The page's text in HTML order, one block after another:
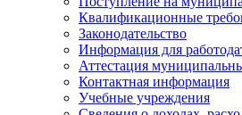
Квалификационные
Законодательство
Информация для
Аттестация
Контактная информация
Учебные учреждения